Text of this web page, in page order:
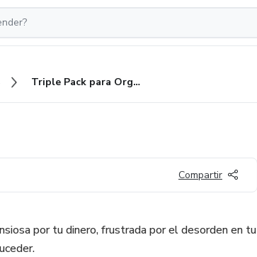
Triple Pack para Organizar tu Vida
Compartir
por tu dinero, frustrada por el desorden en tu